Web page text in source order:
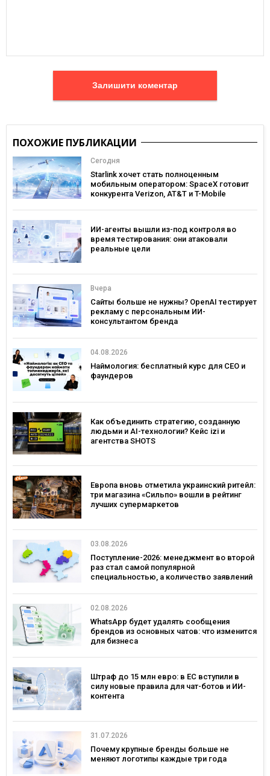
Залишити коментар
ПОХОЖИЕ ПУБЛИКАЦИИ
Сегодня
Starlink хочет стать полноценным
мобильным оператором: SpaceX готовит
конкурента Verizon, AT&T и T-Mobile
ИИ-агенты вышли из-под контроля во
время тестирования: они атаковали
реальные цели
Вчера
Сайты больше не нужны? OpenAI тестирует
рекламу с персональным ИИ-
консультантом бренда
04.08.2026
Наймология: бесплатный курс для CEO и
фаундеров
Как объединить стратегию, созданную
людьми и AI-технологии? Кейс izi и
агентства SHOTS
Европа вновь отметила украинский ритейл:
три магазина «Сильпо» вошли в рейтинг
лучших супермаркетов
03.08.2026
Поступление-2026: менеджмент во второй
раз стал самой популярной
специальностью, а количество заявлений
02.08.2026
WhatsApp будет удалять сообщения
брендов из основных чатов: что изменится
для бизнеса
Штраф до 15 млн евро: в ЕС вступили в
силу новые правила для чат-ботов и ИИ-
контента
31.07.2026
Почему крупные бренды больше не
меняют логотипы каждые три года